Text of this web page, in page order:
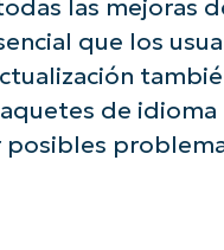
las mejoras
que los
de idioma
posibles